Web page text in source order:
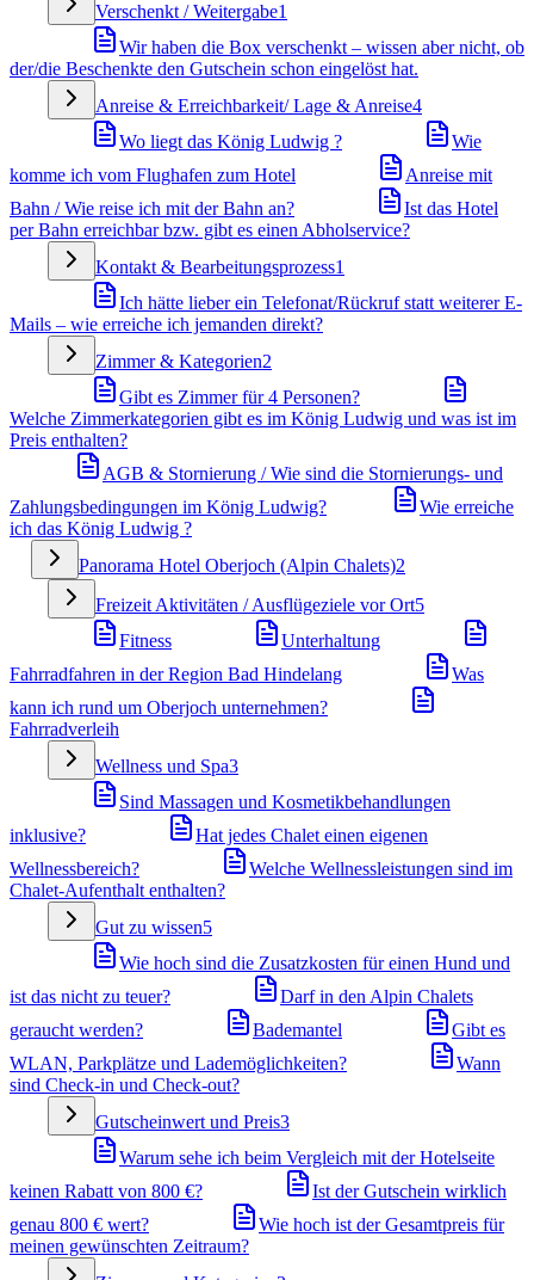
Verschenkt / Weitergabe1
Wir haben die Box verschenkt – wissen aber nicht, ob
der/die Beschenkte den Gutschein schon eingelöst hat.
Anreise & Erreichbarkeit/ Lage & Anreise4
Wo liegt das König Ludwig ?
Wie
komme ich vom Flughafen zum Hotel
Anreise mit
Bahn / Wie reise ich mit der Bahn an?
Ist das Hotel
per Bahn erreichbar bzw. gibt es einen Abholservice?
Kontakt & Bearbeitungsprozess1
Ich hätte lieber ein Telefonat/Rückruf statt weiterer E-
Mails – wie erreiche ich jemanden direkt?
Zimmer & Kategorien2
Gibt es Zimmer für 4 Personen?
Welche Zimmerkategorien gibt es im König Ludwig und was ist im
Preis enthalten?
AGB & Stornierung / Wie sind die Stornierungs- und
Zahlungsbedingungen im König Ludwig?
Wie erreiche
ich das König Ludwig ?
Panorama Hotel Oberjoch (Alpin Chalets)2
Freizeit Aktivitäten / Ausflügeziele vor Ort5
Fitness
Unterhaltung
Fahrradfahren in der Region Bad Hindelang
Was
kann ich rund um Oberjoch unternehmen?
Fahrradverleih
Wellness und Spa3
Sind Massagen und Kosmetikbehandlungen
inklusive?
Hat jedes Chalet einen eigenen
Wellnessbereich?
Welche Wellnessleistungen sind im
Chalet-Aufenthalt enthalten?
Gut zu wissen5
Wie hoch sind die Zusatzkosten für einen Hund und
ist das nicht zu teuer?
Darf in den Alpin Chalets
geraucht werden?
Bademantel
Gibt es
WLAN, Parkplätze und Lademöglichkeiten?
Wann
sind Check-in und Check-out?
Gutscheinwert und Preis3
Warum sehe ich beim Vergleich mit der Hotelseite
keinen Rabatt von 800 €?
Ist der Gutschein wirklich
genau 800 € wert?
Wie hoch ist der Gesamtpreis für
meinen gewünschten Zeitraum?